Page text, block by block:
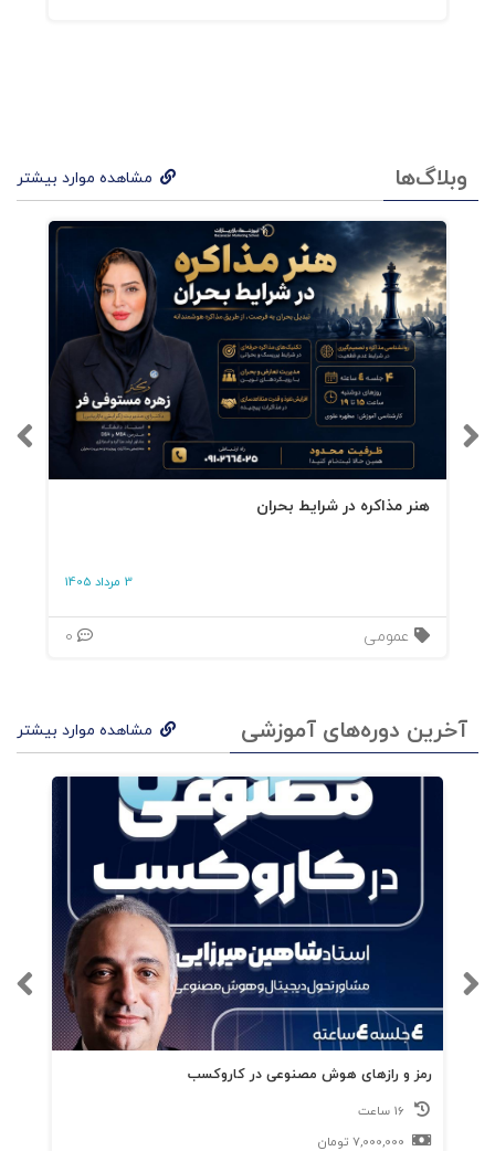
منابع و مراجع
وبلاگ‌ها مشاهده موارد بیشتر
هنر مذاکره در شرایط بحران
3 مرداد 1405
عمومی
آخرین دوره‌های آموزشی مشاهده موارد بیشتر
رمز و رازهای هوش مصنوعی در کاروکسب
7,000,000 تومان